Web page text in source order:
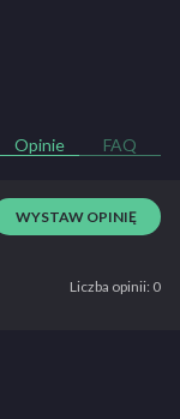
Opinie FAQ
WYSTAW OPINIĘ
Liczba opinii: 0